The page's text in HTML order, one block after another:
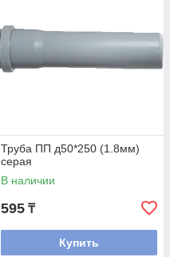
Труба ПП д50*250 (1.8мм)
серая
В наличии
595 ₸
Купить